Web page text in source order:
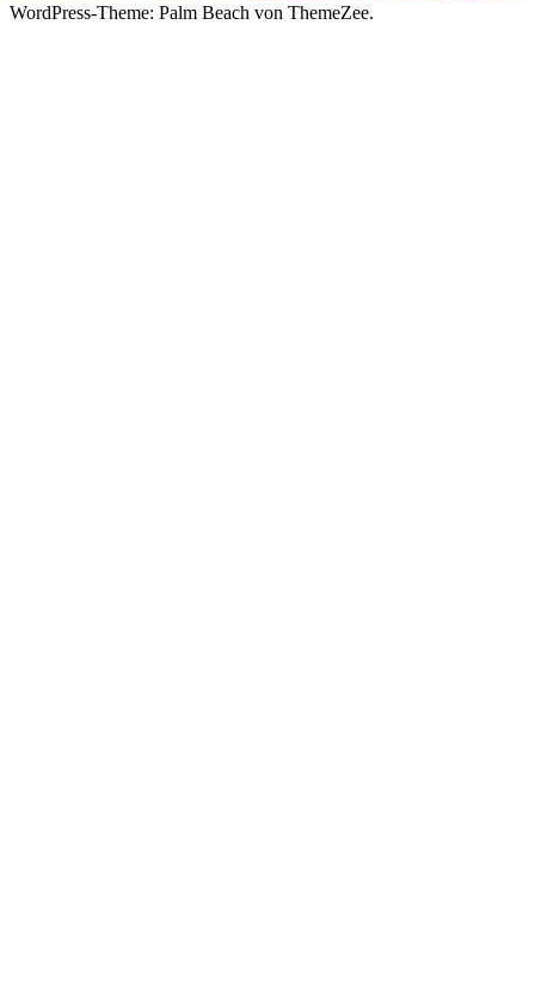
WordPress-Theme: Palm Beach von ThemeZee.